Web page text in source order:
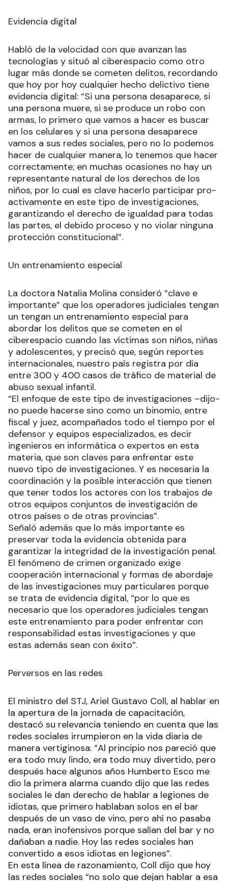
Evidencia digital
Habló de la velocidad con que avanzan las
tecnologías y situó al ciberespacio como otro
lugar más donde se cometen delitos, recordando
que hoy por hoy cualquier hecho delictivo tiene
evidencia digital: “Si una persona desaparece, si
una persona muere, si se produce un robo con
armas, lo primero que vamos a hacer es buscar
en los celulares y si una persona desaparece
vamos a sus redes sociales, pero no lo podemos
hacer de cualquier manera, lo tenemos que hacer
correctamente; en muchas ocasiones no hay un
representante natural de los derechos de los
niños, por lo cual es clave hacerlo participar pro-
activamente en este tipo de investigaciones,
garantizando el derecho de igualdad para todas
las partes, el debido proceso y no violar ninguna
protección constitucional”.
Un entrenamiento especial
La doctora Natalia Molina consideró “clave e
importante” que los operadores judiciales tengan
un tengan un entrenamiento especial para
abordar los delitos que se cometen en el
ciberespacio cuando las víctimas son niños, niñas
y adolescentes, y precisó que, según reportes
internacionales, nuestro país registra por día
entre 300 y 400 casos de tráfico de material de
abuso sexual infantil.
“El enfoque de este tipo de investigaciones –dijo-
no puede hacerse sino como un binomio, entre
fiscal y juez, acompañados todo el tiempo por el
defensor y equipos especializados, es decir
ingenieros en informática o expertos en esta
materia, que son claves para enfrentar este
nuevo tipo de investigaciones. Y es necesaria la
coordinación y la posible interacción que tienen
que tener todos los actores con los trabajos de
otros equipos conjuntos de investigación de
otros países o de otras provincias”.
Señaló además que lo más importante es
preservar toda la evidencia obtenida para
garantizar la integridad de la investigación penal.
El fenómeno de crimen organizado exige
cooperación internacional y formas de abordaje
de las investigaciones muy particulares porque
se trata de evidencia digital, “por lo que es
necesario que los operadores judiciales tengan
este entrenamiento para poder enfrentar con
responsabilidad estas investigaciones y que
estas además sean con éxito”.
Perversos en las redes
El ministro del STJ, Ariel Gustavo Coll, al hablar en
la apertura de la jornada de capacitación,
destacó su relevancia teniendo en cuenta que las
redes sociales irrumpieron en la vida diaria de
manera vertiginosa: “Al principio nos pareció que
era todo muy lindo, era todo muy divertido, pero
después hace algunos años Humberto Esco me
dio la primera alarma cuando dijo que las redes
sociales le dan derecho de hablar a legiones de
idiotas, que primero hablaban solos en el bar
después de un vaso de vino, pero ahí no pasaba
nada, eran inofensivos porque salían del bar y no
dañaban a nadie. Hoy las redes sociales han
convertido a esos idiotas en legiones”.
En esta línea de razonamiento, Coll dijo que hoy
las redes sociales “no solo que dejan hablar a esa